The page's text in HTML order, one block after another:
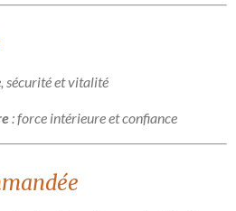
sécurité et vitalité
: force intérieure et confiance